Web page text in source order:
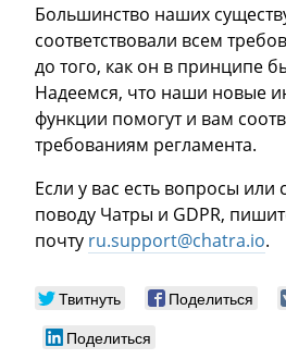
Большинство наших
соответствовали всем
до того, как он в принципе
Надеемся, что наши новые
функции помогут и вам
требованиям регламента.
Если у вас есть вопросы
поводу Чатры и GDPR,
почту ru.support@chatra.io.
Твитнуть Поделиться
Поделиться